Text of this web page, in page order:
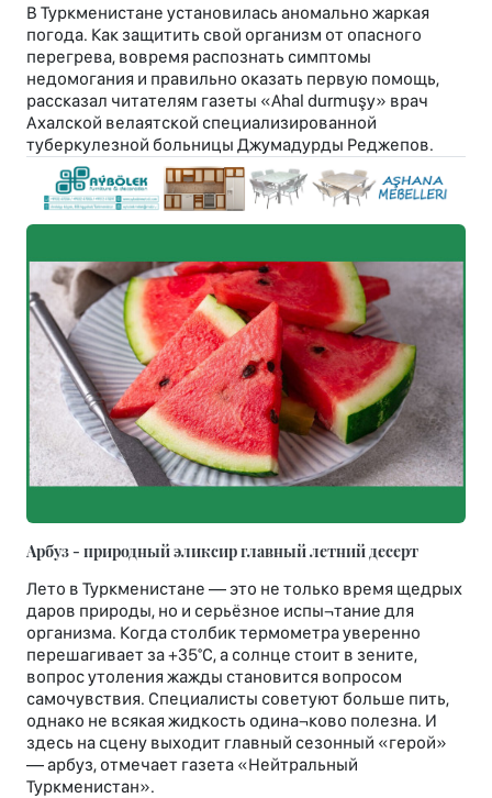
В Туркменистане установилась аномально жаркая
погода. Как защитить свой организм от опасного
перегрева, вовремя распознать симптомы
недомогания и правильно оказать первую помощь,
рассказал читателям газеты «Ahal durmuşy» врач
Ахалской велаятской специализированной
туберкулезной больницы Джумадурды Реджепов.
Арбуз - природный эликсир главный летний десерт
Лето в Туркменистане — это не только время щедрых
даров природы, но и серьёзное испы¬тание для
организма. Когда столбик термометра уверенно
перешагивает за +35°С, а солнце стоит в зените,
вопрос утоления жажды становится вопросом
самочувствия. Специалисты советуют больше пить,
однако не всякая жидкость одина¬ково полезна. И
здесь на сцену выходит главный сезонный «герой»
— арбуз, отмечает газета «Нейтральный
Туркменистан».